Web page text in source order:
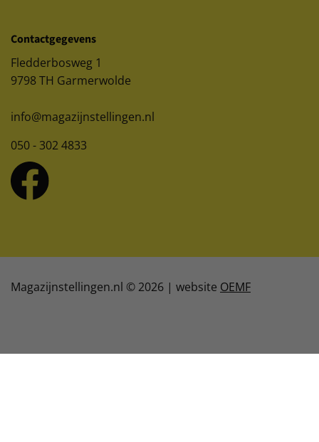
Contactgegevens
Fledderbosweg 1
9798 TH Garmerwolde
info@magazijnstellingen.nl
050 - 302 4833
Magazijnstellingen.nl © 2026 | website OEMF